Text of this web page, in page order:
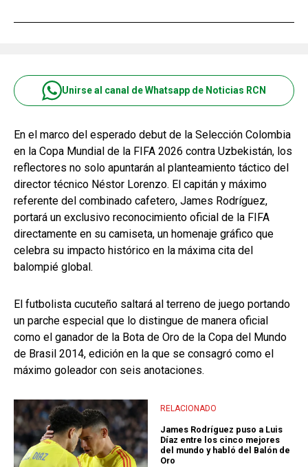
Unirse al canal de Whatsapp de Noticias RCN
En el marco del esperado debut de la Selección Colombia
en la Copa Mundial de la FIFA 2026 contra Uzbekistán, los
reflectores no solo apuntarán al planteamiento táctico del
director técnico Néstor Lorenzo. El capitán y máximo
referente del combinado cafetero, James Rodríguez,
portará un exclusivo reconocimiento oficial de la FIFA
directamente en su camiseta, un homenaje gráfico que
celebra su impacto histórico en la máxima cita del
balompié global.
El futbolista cucuteño saltará al terreno de juego portando
un parche especial que lo distingue de manera oficial
como el ganador de la Bota de Oro de la Copa del Mundo
de Brasil 2014, edición en la que se consagró como el
máximo goleador con seis anotaciones.
RELACIONADO
James Rodríguez puso a Luis
Díaz entre los cinco mejores
del mundo y habló del Balón de
Oro